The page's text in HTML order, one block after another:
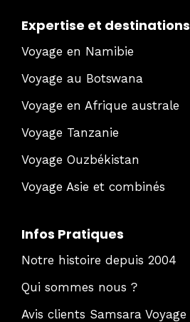
Expertise et destinations
Voyage en Namibie
Voyage au Botswana
Voyage en Afrique australe
Voyage Tanzanie
Voyage Ouzbékistan
Voyage Asie et combinés
Infos Pratiques
Notre histoire depuis 2004
Qui sommes nous ?
Avis clients Samsara Voyage